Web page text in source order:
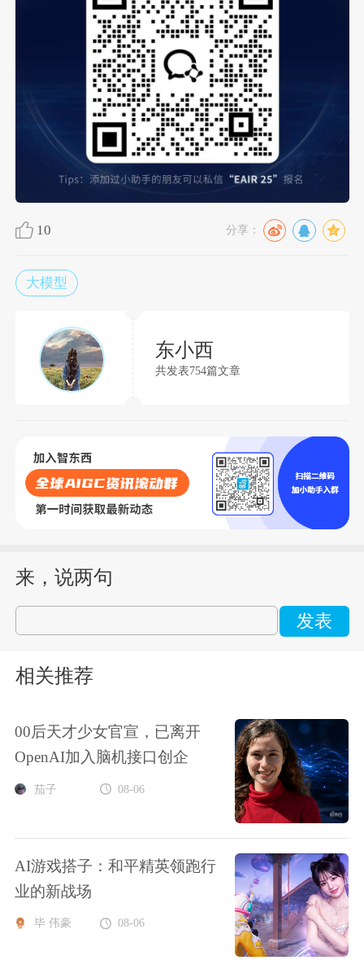
10 分享：
大模型
东小西
共发表754篇文章
来，说两句
发表
相关推荐
00后天才少女官宣，已离开
OpenAI加入脑机接口创企
茄子 08-06
AI游戏搭子：和平精英领跑行
业的新战场
毕 伟豪 08-06